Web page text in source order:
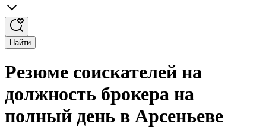
Найти
Резюме соискателей на
должность брокера на
полный день в Арсеньеве